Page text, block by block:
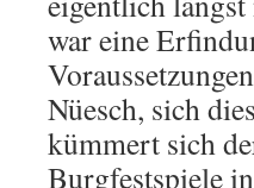
war eine
Nüesch, sich
kümmert sich
Burgfestspiele